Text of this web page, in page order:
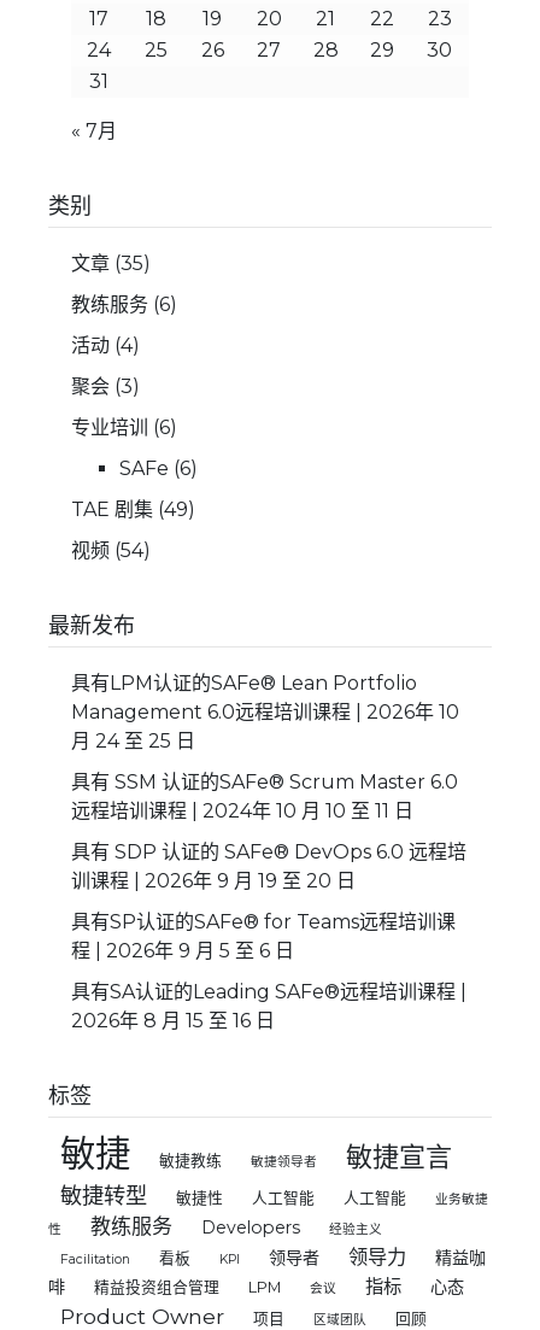
17 18 19 20 21 22
23
24
25 26 27 28 29
30
31
« 7月
类别
文章(35)
教练服务(6)
活动(4)
聚会(3)
专业培训 (6)
SAFe (6)
TAE 剧集(49)
视频(54)
最新发布
具有LPM认证的SAFe® Lean Portfolio
Management 6.0远程培训课程 | 2026年 10
月 24 至 25 日
具有 SSM 认证的SAFe® Scrum Master 6.0
远程培训课程 | 2024年 10 月 10 至 11 日
具有 SDP 认证的 SAFe® DevOps 6.0 远程培
训课程 | 2026年 9 月 19 至 20 日
具有SP认证的SAFe® for Teams远程培训课
程 | 2026年 9 月 5 至 6 日
具有SA认证的Leading SAFe®远程培训课程 |
2026年 8 月 15 至 16 日
标签
敏捷 敏捷教练 敏捷领导者 敏捷宣言
敏捷转型 敏捷性 人工智能 人工智能
业务敏捷
性
教练服务 Developers
经验主义
Facilitation
看板 KPI 领导者 领导力
精益咖
啡
精益投资组合管理 LPM 会议 指标 心态
Product Owner 项目 区域团队 回顾